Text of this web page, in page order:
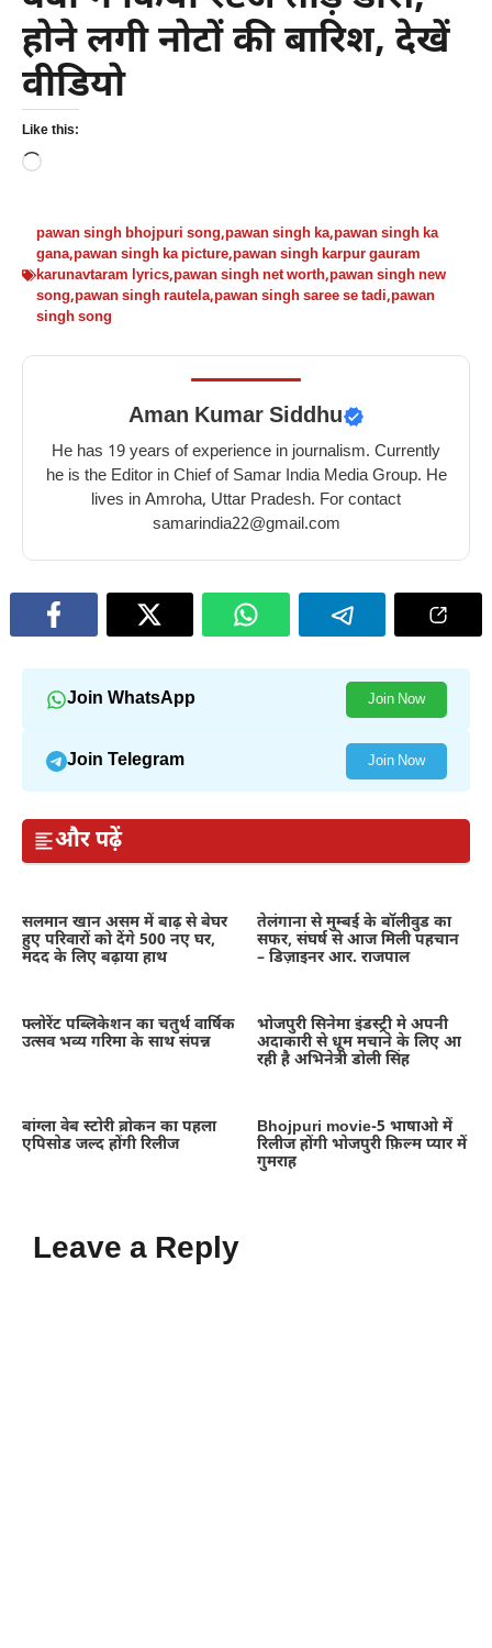
होने लगी नोटों की बारिश, देखें
वीडियो
Like this:
Loading…
pawan singh bhojpuri song,pawan singh ka,pawan singh ka
gana,pawan singh ka picture,pawan singh karpur gauram
karunavtaram lyrics,pawan singh net worth,pawan singh new
song,pawan singh rautela,pawan singh saree se tadi,pawan
singh song
Aman Kumar Siddhu
He has 19 years of experience in journalism. Currently
he is the Editor in Chief of Samar India Media Group. He
lives in Amroha, Uttar Pradesh. For contact
samarindia22@gmail.com
Join WhatsApp Join Now
Join Telegram Join Now
और पढ़ें
सलमान खान असम में बाढ़ से बेघर
हुए परिवारों को देंगे 500 नए घर,
मदद के लिए बढ़ाया हाथ
तेलंगाना से मुम्बई के बॉलीवुड का
सफर, संघर्ष से आज मिली पहचान
– डिज़ाइनर आर. राजपाल
फ्लोरेंट पब्लिकेशन का चतुर्थ वार्षिक
उत्सव भव्य गरिमा के साथ संपन्न
भोजपुरी सिनेमा इंडस्ट्री मे अपनी
अदाकारी से धूम मचाने के लिए आ
रही है अभिनेत्री डोली सिंह
बांग्ला वेब स्टोरी ब्रोकन का पहला
एपिसोड जल्द होंगी रिलीज
Bhojpuri movie-5 भाषाओ में
रिलीज होंगी भोजपुरी फ़िल्म प्यार में
गुमराह
Leave a Reply